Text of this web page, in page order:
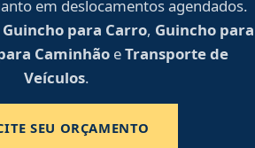
em deslocamentos agendados.
Guincho para Carro, Guincho para
CaminhãoeTransporte de
Veículos.
SEU ORÇAMENTO